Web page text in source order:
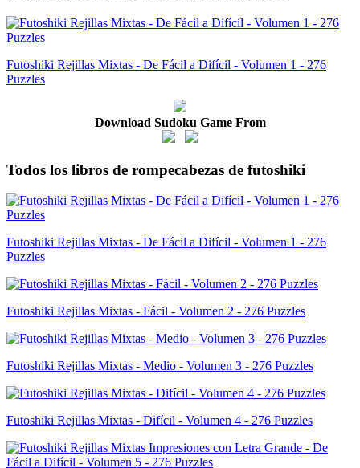
Futoshiki Rejillas Mixtas - De Fácil a Difícil - Volumen 1 - 276
Puzzles
Download Sudoku Game From
Todos los libros de rompecabezas de futoshiki
Futoshiki Rejillas Mixtas - De Fácil a Difícil - Volumen 1 - 276
Puzzles
Futoshiki Rejillas Mixtas - Fácil - Volumen 2 - 276 Puzzles
Futoshiki Rejillas Mixtas - Medio - Volumen 3 - 276 Puzzles
Futoshiki Rejillas Mixtas - Difícil - Volumen 4 - 276 Puzzles